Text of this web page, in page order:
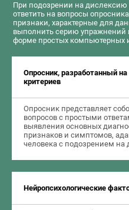
При подозрении на
ответить на вопросы
признаки, характерные для
выполнить серию упражнений
форме простых компьютерных
Опросник, разработанный на
критериев
Опросник представляет
вопросов с простыми
выявления основных
признаков и симптомов,
человека с подозрением на
Нейропсихологические